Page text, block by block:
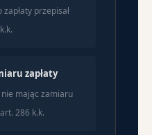
przepisał
zapłaty
nie mając zamiaru
286 k.k.